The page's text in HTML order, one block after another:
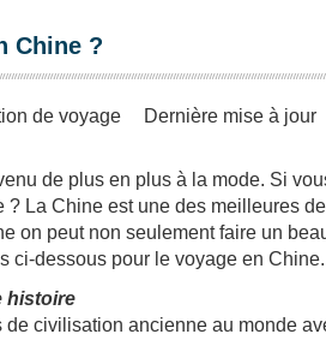
Chine ?
de voyage Dernière mise à jour
de plus en plus à la mode. Si
? La Chine est une des meilleures
on peut non seulement faire un
ci-dessous pour le voyage en Chine.
histoire
de civilisation ancienne au monde